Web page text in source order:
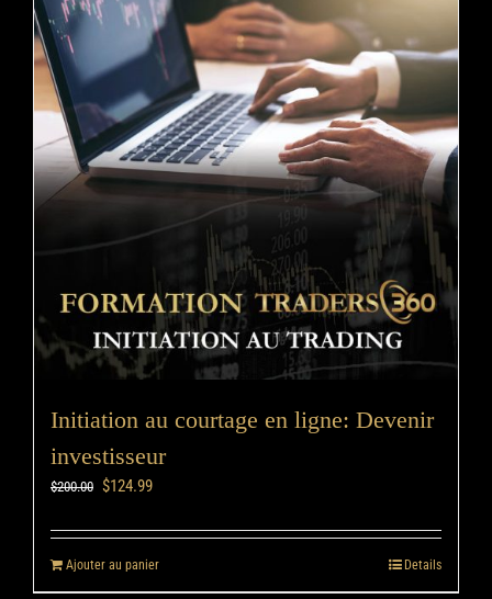
Initiation au courtage en ligne: Devenir
investisseur
$200.00 $124.99
Ajouter au panier Details